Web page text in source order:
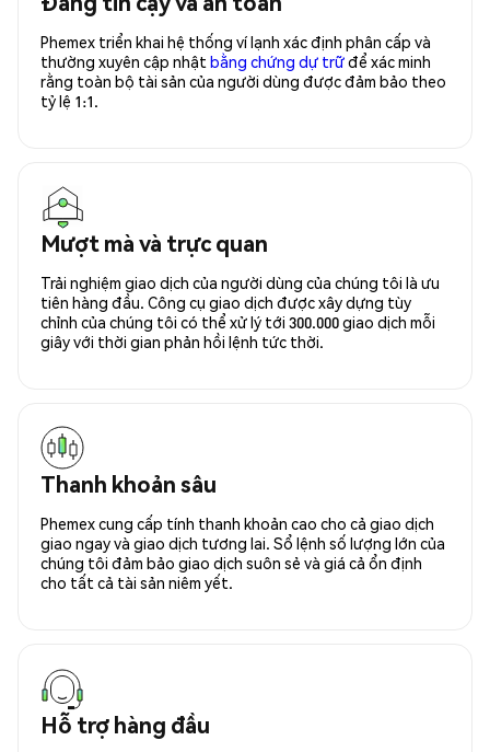
Phemex triển khai hệ thống ví lạnh xác định phân cấp và
thường xuyên cập nhật bằng chứng dự trữđể xác minh
rằng toàn bộ tài sản của người dùng được đảm bảo theo
tỷ lệ 1:1.
Mượt mà và trực quan
Trải nghiệm giao dịch của người dùng của chúng tôi là ưu
tiên hàng đầu. Công cụ giao dịch được xây dựng tùy
chỉnh của chúng tôi có thể xử lý tới 300.000 giao dịch mỗi
giây với thời gian phản hồi lệnh tức thời.
Thanh khoản sâu
Phemex cung cấp tính thanh khoản cao cho cả giao dịch
giao ngay và giao dịch tương lai. Sổ lệnh số lượng lớn của
chúng tôi đảm bảo giao dịch suôn sẻ và giá cả ổn định
cho tất cả tài sản niêm yết.
Hỗ trợ hàng đầu